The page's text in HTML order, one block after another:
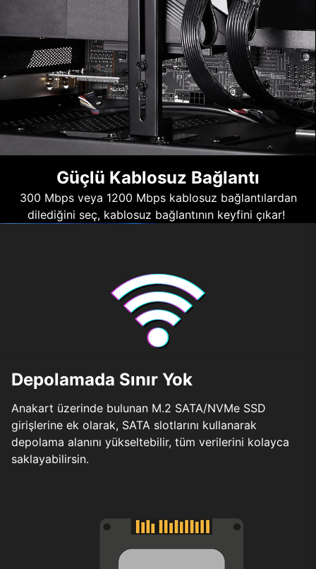
Güçlü Kablosuz Bağlantı
300 Mbps veya 1200 Mbps kablosuz bağlantılardan
dilediğini seç, kablosuz bağlantının keyfini çıkar!
Depolamada Sınır Yok
Anakart üzerinde bulunan M.2 SATA/NVMe SSD
girişlerine ek olarak, SATA slotlarını kullanarak
depolama alanını yükseltebilir, tüm verilerini kolayca
saklayabilirsin.